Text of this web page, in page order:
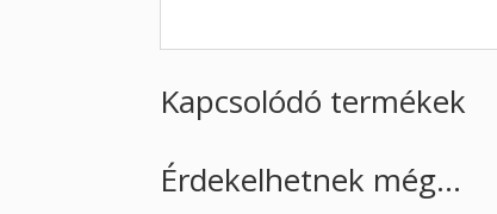
Kapcsolódó termékek
Érdekelhetnek még…